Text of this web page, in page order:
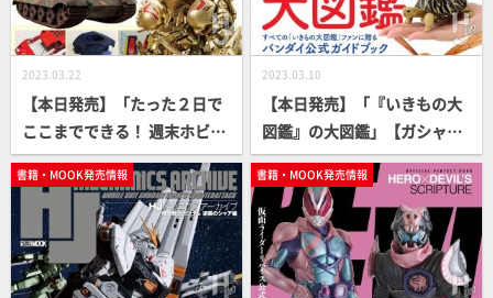
2023.03.22
【本日発売】「たった２日で
ここまでできる！ 週末ホビー
ライフ」【桜井信之】
2023.03.10
【本日発売】「『いきもの大
図鑑』の大図鑑」【ガシャポ
ン】
書籍・MOOK発売情報 書籍・MOOK発売情報